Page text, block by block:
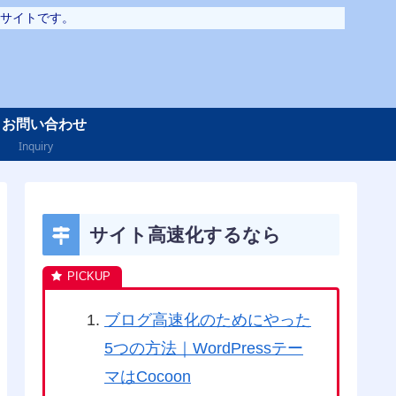
イトです。
問い合わせ
Inquiry
サイト高速化するなら
ブログ高速化のためにやった
5つの方法｜WordPressテー
マはCocoon